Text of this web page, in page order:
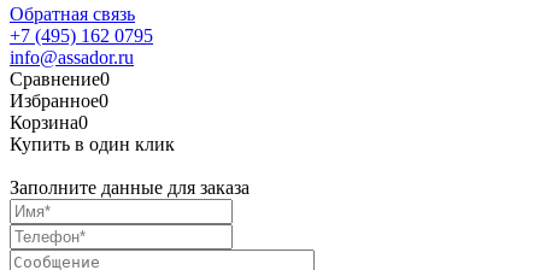
Обратная связь
+7 (495) 162 0795
info@assador.ru
Сравнение0
Избранное0
Корзина0
Купить в один клик
Заполните данные для заказа